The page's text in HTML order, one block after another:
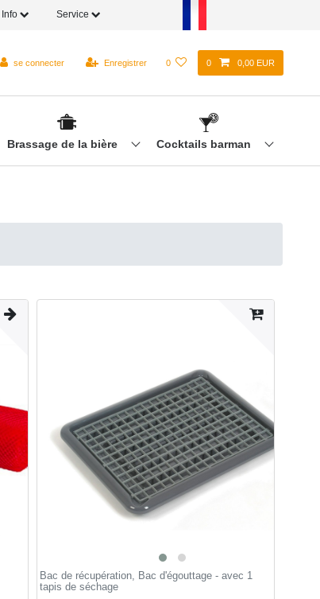
Info Service
se connecter Enregistrer 0 0 0,00 EUR
Brassage de la bière Cocktails barman
Bac de récupération, Bac d'égouttage - avec 1
tapis de séchage